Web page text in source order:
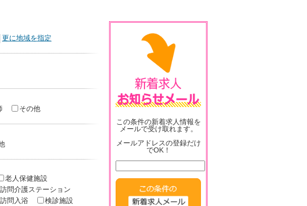
更に地域を指定
その他
老人保健施設
訪問介護ステーション
訪問入浴
検診施設
この条件の新着求人情報を
メールで受け取れます。
メールアドレスの登録だけ
でOK！